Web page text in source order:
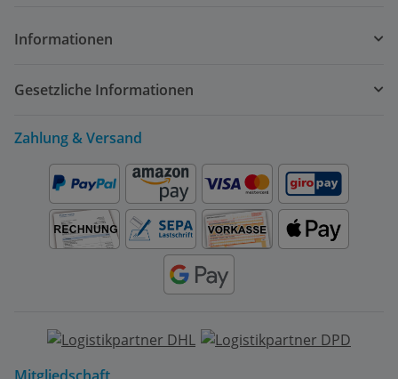
Informationen
Gesetzliche Informationen
Zahlung & Versand
Mitgliedschaft